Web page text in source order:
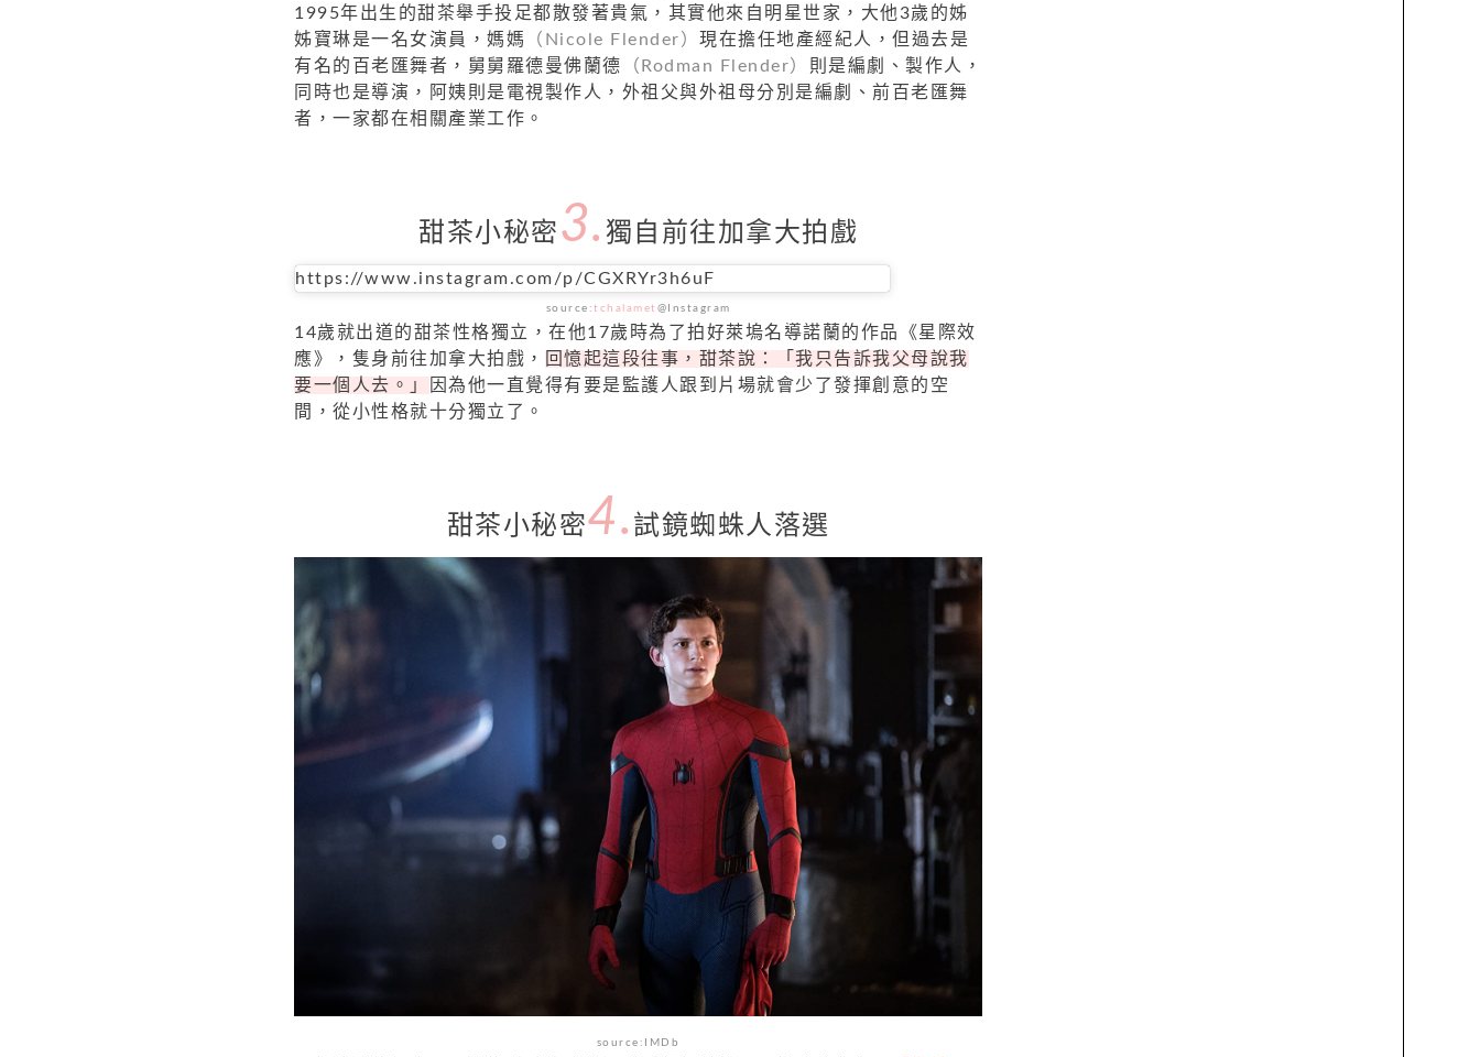
1995年出生的甜茶舉手投足都散發著貴氣，其實他來自明星世家，大他3歲的姊
姊寶琳是一名女演員，媽媽
（Nicole Flender） 現在擔任地產經紀人，但過去是
有名的百老匯舞者，舅舅羅德曼佛蘭德 （Rodman Flender） 則是編劇、製作人，
同時也是導演，阿姨則是電視製作人，外祖父與外祖母分別是編劇、前百老匯舞
者，一家都在相關產業工作。
甜茶小秘密 3. 獨自前往加拿大拍戲
https://www.instagram.com/p/CGXRYr3h6uF
source: tchalamet @Instagram
14歲就出道的甜茶性格獨立，在他17歲時為了拍好萊塢名導諾蘭的作品《星際效
應》，隻身前往加拿大拍戲，
回憶起這段往事，甜茶說：「我只告訴我父母說我
要一個人去。」
因為他一直覺得有要是監護人跟到片場就會少了發揮創意的空
間，從小性格就十分獨立了。
甜茶小秘密4. 試鏡蜘蛛人落選
source:IMDb